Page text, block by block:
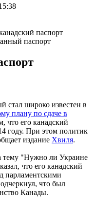
паспорт
стал широко известен в
плану по сдаче в
что его канадский
году. При этом политик
издание Хвиля.
тему "Нужно ли Украине
что его канадский
парламентскими
что был
Канады.